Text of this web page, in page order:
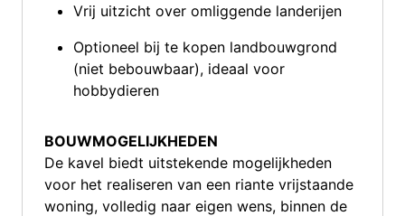
Vrij uitzicht over omliggende landerijen
Optioneel bij te kopen landbouwgrond
(niet bebouwbaar), ideaal voor
hobbydieren
BOUWMOGELIJKHEDEN
De kavel biedt uitstekende mogelijkheden
voor het realiseren van een riante vrijstaande
woning, volledig naar eigen wens, binnen de